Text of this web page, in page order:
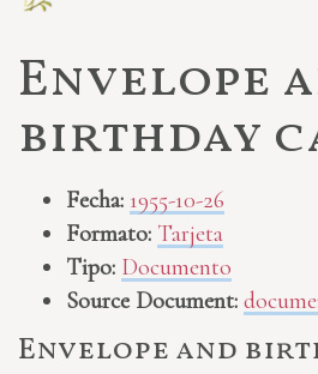
Envelope
birthday
Fecha: 1955-10-26
Formato: Tarjeta
Tipo: Documento
Source Document:
Envelope and